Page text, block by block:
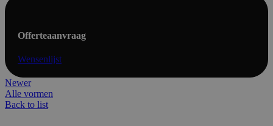
Offerteaanvraag
Wensenlijst
Newer
Alle vormen
Back to list